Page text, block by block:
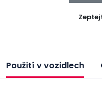
Použití v vozidlech